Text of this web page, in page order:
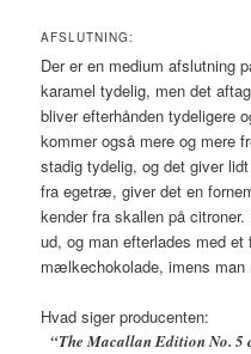
AFSLUTNING:
Der er en medium afslutning
karamel tydelig, men det
bliver efterhånden tydeligere
kommer også mere og mere
stadig tydelig, og det giver
fra egetræ, giver det en
kender fra skallen på
ud, og man efterlades med
mælkechokolade, imens
Hvad siger producenten:
“The Macallan Edition No. 5